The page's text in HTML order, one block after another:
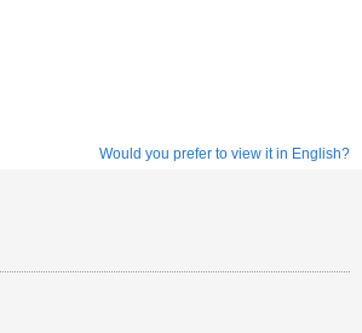
Would you prefer to view it in English?